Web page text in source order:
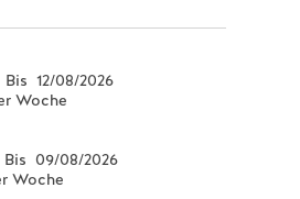
12/08/2026
Woche
09/08/2026
Woche